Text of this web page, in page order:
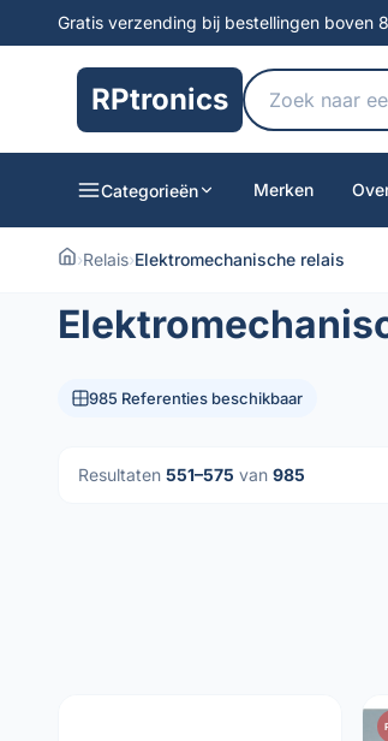
Gratis verzending bij bestellingen boven
RPtronics
Categorieën Merken
›Relais›Elektromechanische relais
985 Referenties beschikbaar
Resultaten 551–575 van 985